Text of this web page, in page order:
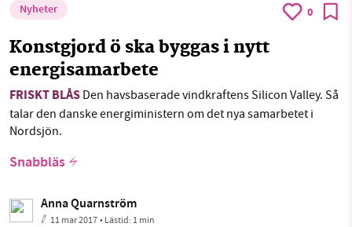
Nyheter 0
Konstgjord ö ska byggas i nytt
energisamarbete
FRISKT BLÅS Den havsbaserade vindkraftens Silicon Valley. Så
talar den danske energiministern om det nya samarbetet i
Nordsjön.
Snabbläs
Anna Quarnström
11 mar 2017• Lästid: 1 min